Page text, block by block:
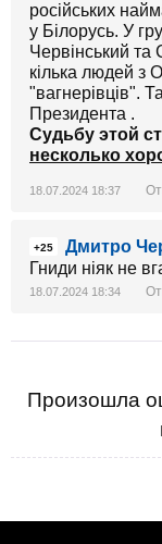
російських
у Білорусь. У
Червінський
кілька людей з
"вагнерівців".
Президента .
Судьбу этой
несколько
18.07.2024 18:37
+25
Дмитро
Гниди ніяк не
18.07.2024 18:34
Произошла